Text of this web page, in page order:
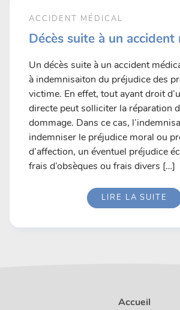
ACCIDENT MÉDICAL
Décès suite à un accident
Un décès suite à un accident
à indemnisaiton du préjudice des
victime. En effet, tout ayant droit
directe peut solliciter la réparation
dommage. Dans ce cas,
indemniser le préjudice moral ou
d’affection, un éventuel préjudice
frais d’obsèques ou frais divers […]
LIRE LA SUITE
Accueil